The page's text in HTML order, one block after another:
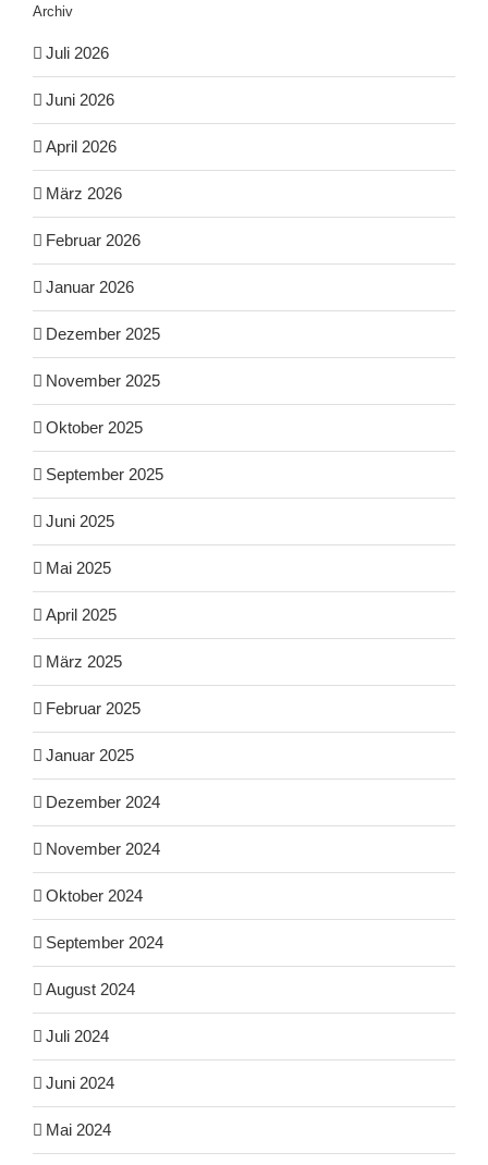
Archiv
Juli 2026
Juni 2026
April 2026
März 2026
Februar 2026
Januar 2026
Dezember 2025
November 2025
Oktober 2025
September 2025
Juni 2025
Mai 2025
April 2025
März 2025
Februar 2025
Januar 2025
Dezember 2024
November 2024
Oktober 2024
September 2024
August 2024
Juli 2024
Juni 2024
Mai 2024